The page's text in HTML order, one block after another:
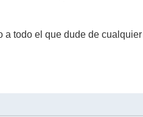
todo el que dude de